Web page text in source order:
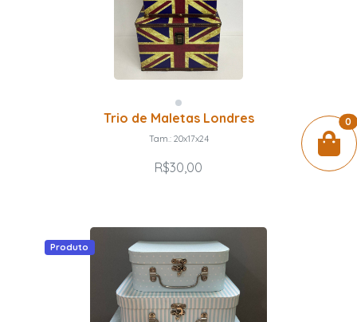
Trio de Maletas Londres
Tam.: 20x17x24
R$30,00
Produto
0